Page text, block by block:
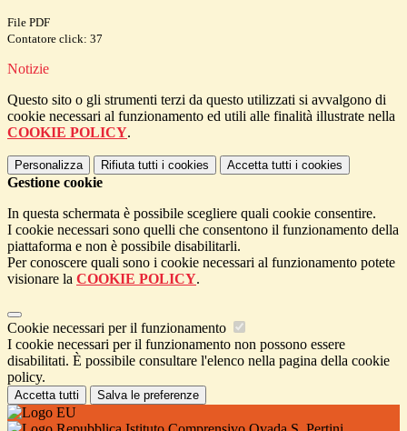
File PDF
Contatore click: 37
Notizie
Questo sito o gli strumenti terzi da questo utilizzati si avvalgono di
cookie necessari al funzionamento ed utili alle finalità illustrate nella
COOKIE POLICY.
Personalizza Rifiuta tutti i cookies Accetta tutti i cookies
Gestione cookie
In questa schermata è possibile scegliere quali cookie consentire.
I cookie necessari sono quelli che consentono il funzionamento della
piattaforma e non è possibile disabilitarli.
Per conoscere quali sono i cookie necessari al funzionamento potete
visionare la COOKIE POLICY.
Cookie necessari per il funzionamento
I cookie necessari per il funzionamento non possono essere
disabilitati. È possibile consultare l'elenco nella pagina della cookie
policy.
Accetta tutti Salva le preferenze